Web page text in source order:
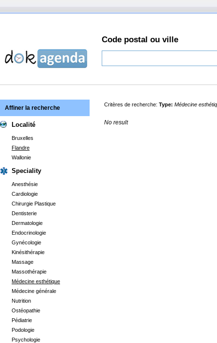
Code postal ou ville
Affiner la recherche
Localité
Bruxelles
Flandre
Wallonie
Speciality
Anesthésie
Cardiologie
Chirurgie Plastique
Dentisterie
Dermatologie
Endocrinologie
Gynécologie
Kinésithérapie
Massage
Massothérapie
Médecine esthétique
Médecine générale
Nutrition
Ostéopathie
Pédiatrie
Podologie
Psychologie
Critères de recherche: Type: Médecine
No result